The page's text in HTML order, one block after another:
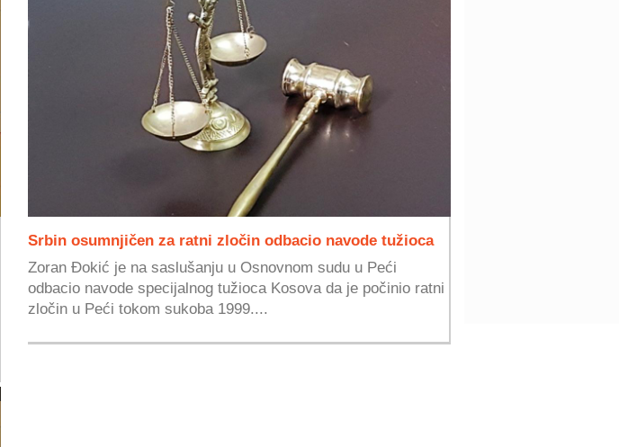
Srbin osumnjičen za ratni zločin odbacio navode tužioca
Zoran Đokić je na saslušanju u Osnovnom sudu u Peći
odbacio navode specijalnog tužioca Kosova da je počinio ratni
zločin u Peći tokom sukoba 1999....